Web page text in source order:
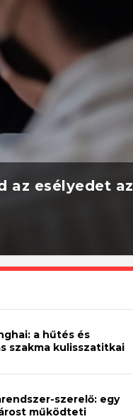
az esélyedet az
a hűtés és
szakma kulisszatitkai
szerelő: egy
működteti